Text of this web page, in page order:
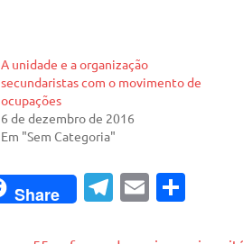
A unidade e a organização
secundaristas com o movimento de
ocupações
6 de dezembro de 2016
Em "Sem Categoria"
Share
T E S